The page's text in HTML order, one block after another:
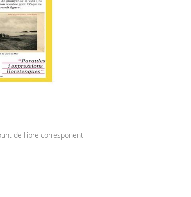
el punt de llibre corresponent